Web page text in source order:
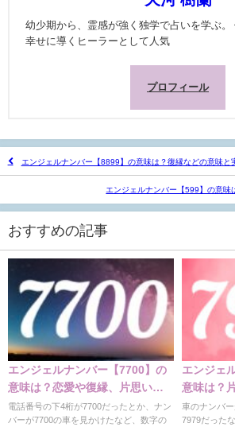
幼少期から、霊感が強く独学で占いを学ぶ。
幸せに導くヒーラーとして人気
プロフィール
エンジェルナンバー【8899】の意味は？復縁などの意味と
エンジェルナンバー【599】の意味
おすすめの記事
エンジェルナンバー【7700】の
意味は？恋愛や復縁、片思いな
どの意味
電話番号の下4桁が7700だったとか、ナン
バーが7700の車を見かけたなど、数字の
エンジェ
意味は？
意味など
車のナンバ
7979だった